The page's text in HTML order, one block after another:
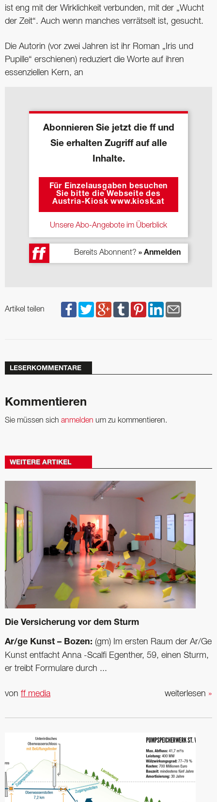
ist eng mit der Wirklichkeit verbunden, mit der „Wucht
der Zeit“. Auch wenn manches verrätselt ist, gesucht.
Die Autorin (vor zwei Jahren ist ihr Roman „Iris und
Pupille“ erschienen) reduziert die Worte auf ihren
essenziellen Kern, an
Abonnieren Sie jetzt die ff und
Sie erhalten Zugriff auf alle
Inhalte.
Für Einzelausgaben besuchen
Sie bitte die Webseite des
Austria-Kiosk www.kiosk.at
Unsere Abo-Angebote im Überblick
Bereits Abonnent? » Anmelden
Artikel teilen
LESERKOMMENTARE
Kommentieren
Sie müssen sich anmelden um zu kommentieren.
WEITERE ARTIKEL
Die Versicherung vor dem Sturm
Ar/ge Kunst – Bozen: (gm) Im ersten Raum der Ar/Ge
Kunst entfacht Anna -Scalfi Egenther, 59, einen Sturm,
er treibt Formulare durch ...
weiterlesen »
von ff media